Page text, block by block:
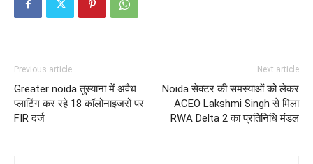
Previous article
Greater noida तुस्याना में अवैध
प्लाटिंग कर रहे 18 कॉलोनाइजरों पर
FIR दर्ज
Next article
Noida सेक्टर की समस्याओं को लेकर
ACEO Lakshmi Singh से मिला
RWA Delta 2 का प्रतिनिधि मंडल